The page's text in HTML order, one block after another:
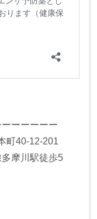
ーーーーー
町40-12-201
摩川駅徒歩5